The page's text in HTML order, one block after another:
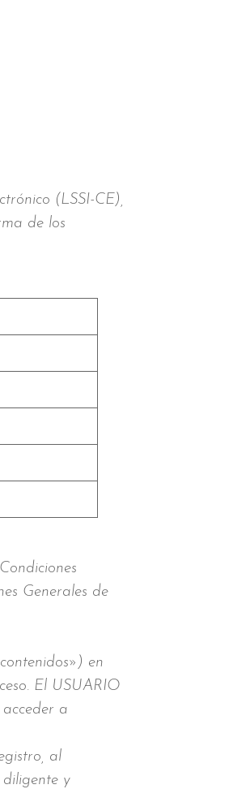
(LSSI-CE),
de los
Generales de
en
El USUARIO
a
al
diligente y